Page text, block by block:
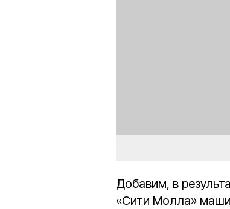
Добавим, в
«Сити Молла»